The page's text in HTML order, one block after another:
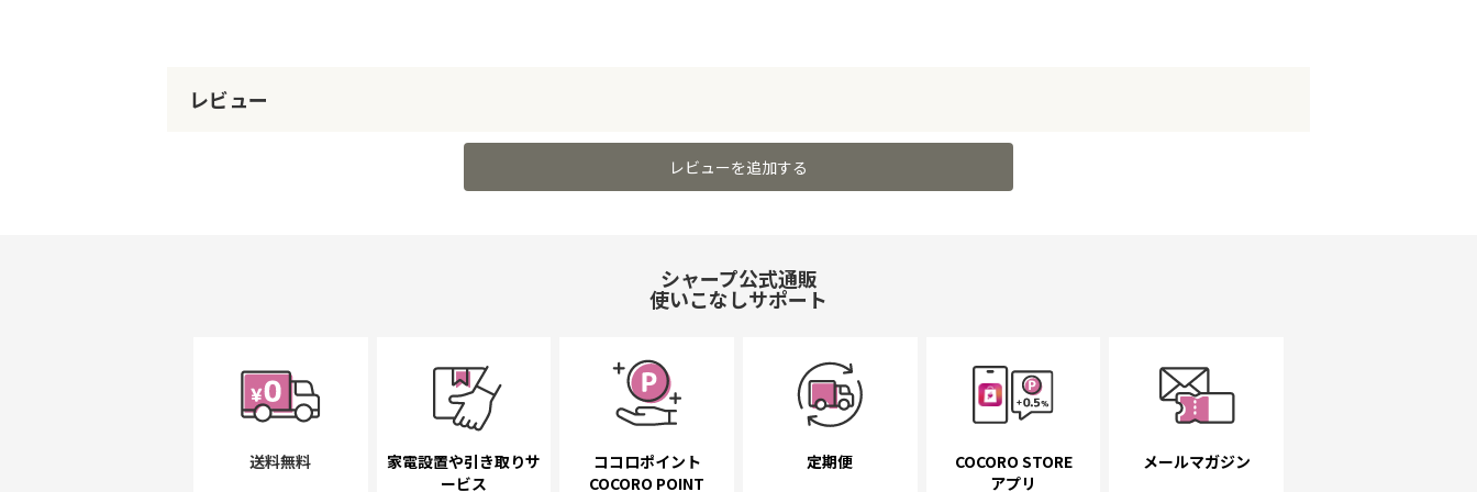
レビュー
レビューを追加する
シャープ公式通販
使いこなしサポート
送料無料 家電設置や引き取りサ
ービス
ココロポイント
COCORO POINT
定期便
COCORO STORE
アプリ
メールマガジン